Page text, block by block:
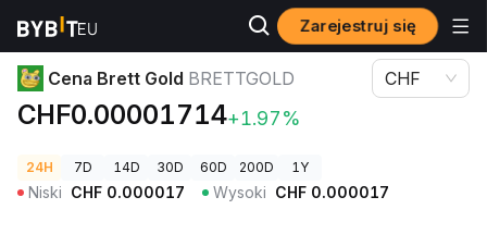
Zarejestruj się
Ceny kryptowalut Cena Brett Gold BRETTGOLD
Cena Brett Gold BRETTGOLD
CHF0.00001714+1.97%
CHF
24H 7D 14D 30D 60D 200D 1Y
Niski CHF 0.000017 Wysoki CHF 0.000017